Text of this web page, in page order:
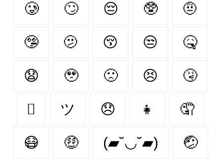
🥲 🙄 😔 🥸 🤨
🤥 🫤 😚 😒 🤒
😧 🥹 🙁 😣 🤧
🫩 ツ 😞 👧 🤦‍
😷 🤑 (▰˘◡˘▰) 🤕